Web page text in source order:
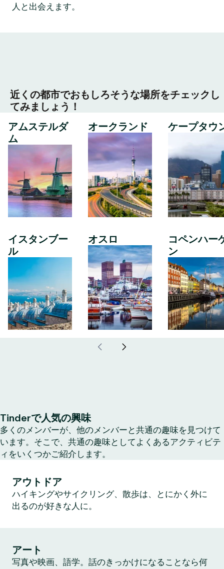
人と出会えます。
近くの都市でおもしろそうな場所をチェックし
てみましょう！
アムステルダ
ム
イスタンブー
ル
オークランド
オスロ
ケープタウ
コペンハー
ン
Tinderで人気の興味
多くのメンバーが、他のメンバーと共通の趣味を見つけて
います。そこで、共通の趣味としてよくあるアクティビテ
ィをいくつかご紹介します。
アウトドア
ハイキングやサイクリング、散歩は、とにかく外に
出るのが好きな人に。
アート
写真や映画、語学。話のきっかけになることなら何